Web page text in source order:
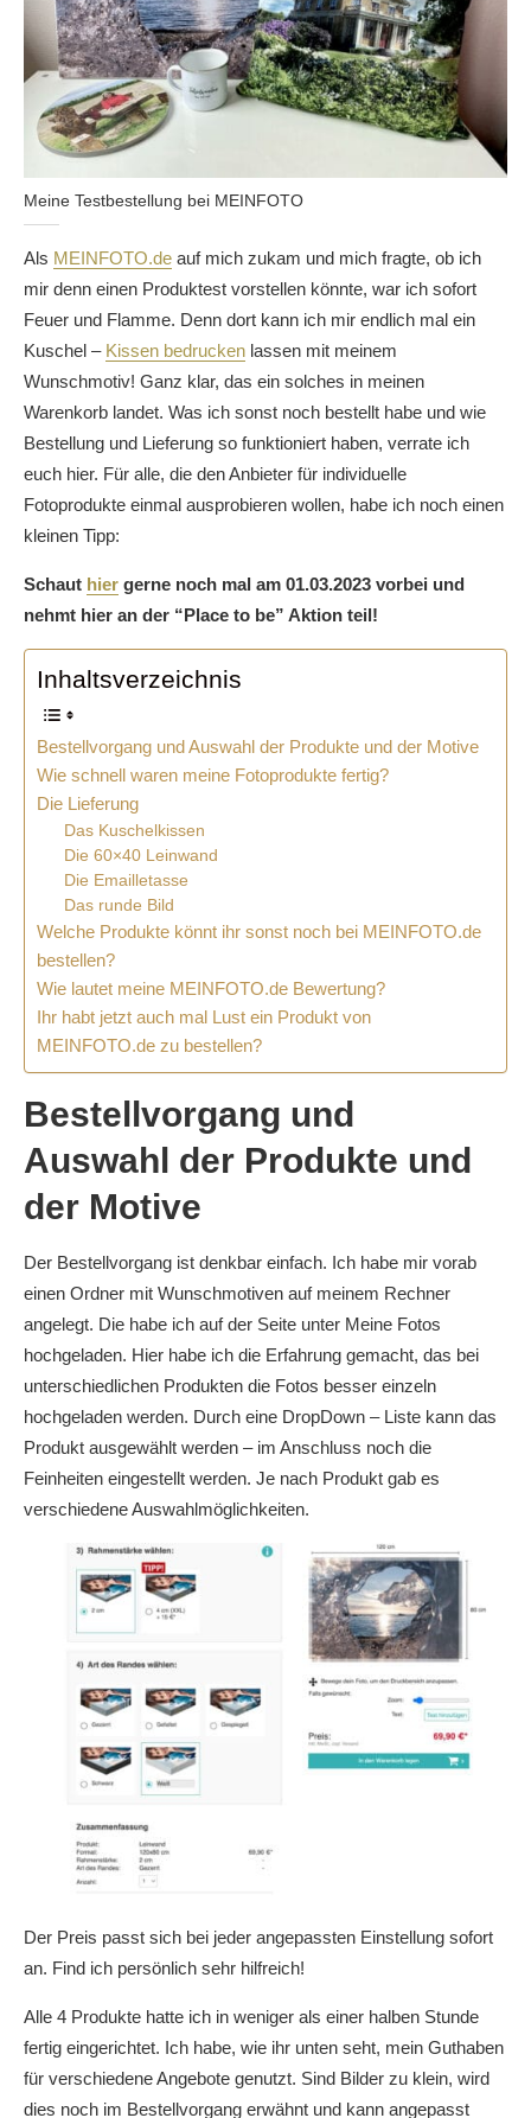
Meine Testbestellung bei MEINFOTO
Als MEINFOTO.de auf mich zukam und mich fragte, ob ich
mir denn einen Produktest vorstellen könnte, war ich sofort
Feuer und Flamme. Denn dort kann ich mir endlich mal ein
Kuschel – Kissen bedrucken lassen mit meinem
Wunschmotiv! Ganz klar, das ein solches in meinen
Warenkorb landet. Was ich sonst noch bestellt habe und wie
Bestellung und Lieferung so funktioniert haben, verrate ich
euch hier. Für alle, die den Anbieter für individuelle
Fotoprodukte einmal ausprobieren wollen, habe ich noch einen
kleinen Tipp:
Schaut hier gerne noch mal am 01.03.2023 vorbei und
nehmt hier an der “Place to be” Aktion teil!
Inhaltsverzeichnis
Bestellvorgang und Auswahl der Produkte und der Motive
Wie schnell waren meine Fotoprodukte fertig?
Die Lieferung
Das Kuschelkissen
Die 60×40 Leinwand
Die Emailletasse
Das runde Bild
Welche Produkte könnt ihr sonst noch bei MEINFOTO.de
bestellen?
Wie lautet meine MEINFOTO.de Bewertung?
Ihr habt jetzt auch mal Lust ein Produkt von
MEINFOTO.de zu bestellen?
Bestellvorgang und
Auswahl der Produkte und
der Motive
Der Bestellvorgang ist denkbar einfach. Ich habe mir vorab
einen Ordner mit Wunschmotiven auf meinem Rechner
angelegt. Die habe ich auf der Seite unter Meine Fotos
hochgeladen. Hier habe ich die Erfahrung gemacht, das bei
unterschiedlichen Produkten die Fotos besser einzeln
hochgeladen werden. Durch eine DropDown – Liste kann das
Produkt ausgewählt werden – im Anschluss noch die
Feinheiten eingestellt werden. Je nach Produkt gab es
verschiedene Auswahlmöglichkeiten.
Der Preis passt sich bei jeder angepassten Einstellung sofort
an. Find ich persönlich sehr hilfreich!
Alle 4 Produkte hatte ich in weniger als einer halben Stunde
fertig eingerichtet. Ich habe, wie ihr unten seht, mein Guthaben
für verschiedene Angebote genutzt. Sind Bilder zu klein, wird
dies noch im Bestellvorgang erwähnt und kann angepasst